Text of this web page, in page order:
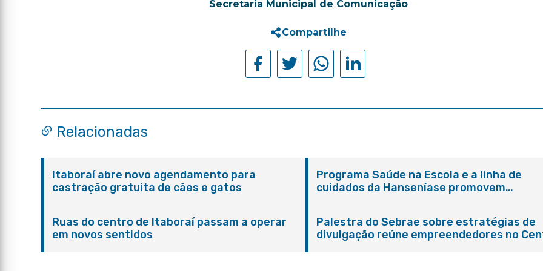
Secretaria Municipal de Comunicação
Compartilhe
Relacionadas
Itaboraí abre novo agendamento para
castração gratuita de cães e gatos
Programa Saúde na Escola e a linha de
cuidados da Hanseníase promovem
Ruas do centro de Itaboraí passam a operar
em novos sentidos
Palestra do Sebrae sobre estratégias de
divulgação reúne empreendedores no